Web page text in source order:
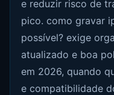
e reduzir risco de
pico. como gravar
possível? exige
atualizado e boa
em 2026, quando
e compatibilidade